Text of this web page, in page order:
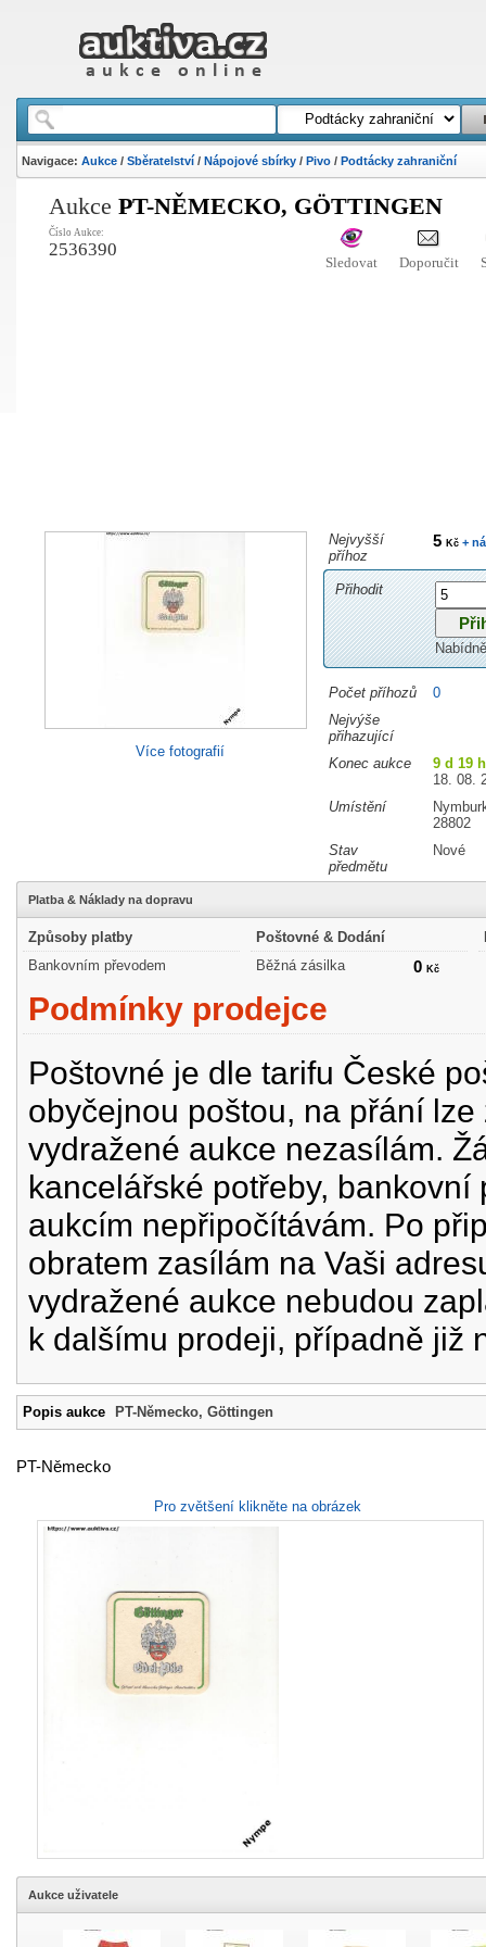
Navigace: Aukce/ Sběratelství/ Nápojové sbírky/ Pivo/ Podtácky zahraniční
Aukce PT-NĚMECKO, GÖTTINGEN
Číslo Aukce:
2536390
Sledovat Doporučit
Více fotografií
Nejvyšší
příhoz
5 Kč+
Přihodit
Počet příhozů
0
Nejvýše
přihazující
Konec aukce
9 d 19
18. 08.
Umístění
28802
Stav
předmětu
Nové
Platba & Náklady na dopravu
Způsoby platby
Bankovním převodem
Poštovné & Dodání
Běžná zásilka
0 Kč
Podmínky prodejce
Poštovné je dle tarifu České
obyčejnou poštou, na přání
vydražené aukce nezasílám.
kancelářské potřeby,
aukcím nepřipočítávám. Po
obratem zasílám na Vaši
vydražené aukce nebudou
k dalšímu prodeji, případně již
Popis aukce PT-Německo, Göttingen
PT-Německo
Pro zvětšení klikněte na obrázek
Aukce uživatele